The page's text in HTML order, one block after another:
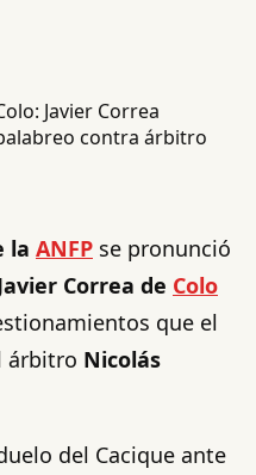
la ANFP se pronunció
Correa de Colo
que el
árbitro Nicolás
del Cacique ante